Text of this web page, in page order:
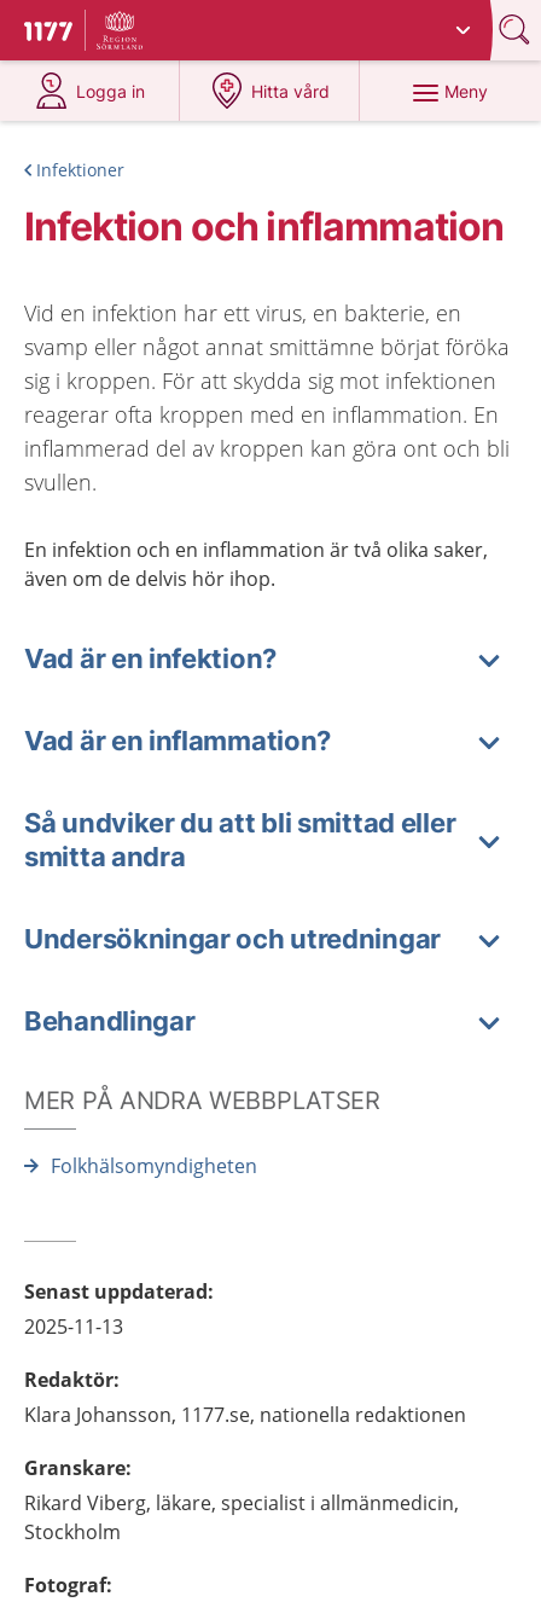
Till startsidan för 1177
Du har valt region
Logga in
på 1177.se
Hitta vård
på 1177.se
Meny
Infektioner
Infektion och inflammation
Vid en infektion har ett virus, en bakterie, en
svamp eller något annat smittämne börjat föröka
sig i kroppen. För att skydda sig mot infektionen
reagerar ofta kroppen med en inflammation. En
inflammerad del av kroppen kan göra ont och bli
svullen.
En infektion och en inflammation är två olika saker,
även om de delvis hör ihop.
Vad är en infektion?
Vad är en inflammation?
Så undviker du att bli smittad eller
smitta andra
Undersökningar och utredningar
Behandlingar
MER PÅ ANDRA WEBBPLATSER
Folkhälsomyndigheten
Senast uppdaterad:
2025-11-13
Redaktör:
Klara Johansson, 1177.se, nationella redaktionen
Granskare:
Rikard Viberg, läkare, specialist i allmänmedicin,
Stockholm
Fotograf: